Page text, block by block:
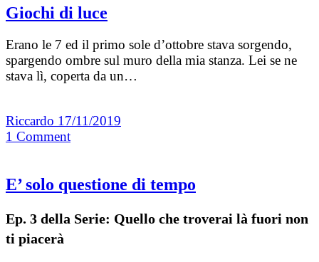
Giochi di luce
Erano le 7 ed il primo sole d’ottobre stava sorgendo,
spargendo ombre sul muro della mia stanza. Lei se ne
stava lì, coperta da un…
Riccardo 17/11/2019
1 Comment
E’ solo questione di tempo
Ep. 3 della Serie: Quello che troverai là fuori non
ti piacerà